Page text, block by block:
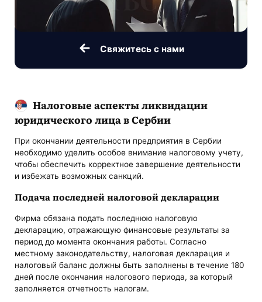
Свяжитесь с нами
Налоговые аспекты ликвидации
юридического лица в Сербии
При окончании деятельности предприятия в Сербии
необходимо уделить особое внимание налоговому учету,
чтобы обеспечить корректное завершение деятельности
и избежать возможных санкций.
Подача последней налоговой декларации
Фирма обязана подать последнюю налоговую
декларацию, отражающую финансовые результаты за
период до момента окончания работы. Согласно
местному законодательству, налоговая декларация и
налоговый баланс должны быть заполнены в течение 180
дней после окончания налогового периода, за который
заполняется отчетность налогам.